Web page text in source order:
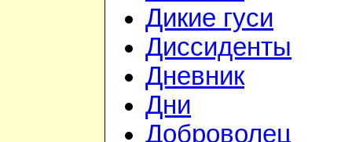
Дикие гуси
Диссиденты
Дневник
Дни
Доброволец